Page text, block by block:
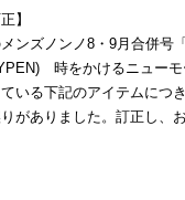
】
ンズノンノ8・9月合併号
時をかけるニューモ
いる下記のアイテムにつき
がありました。訂正し、